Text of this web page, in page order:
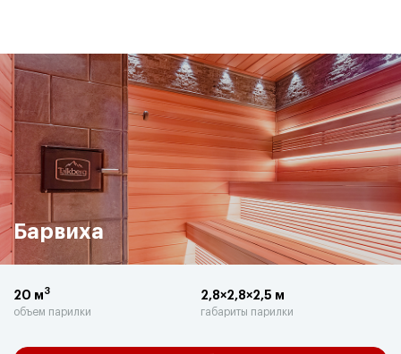
Барвиха
20 м3
объем парилки
2,8×2,8×2,5 м
габариты парилки